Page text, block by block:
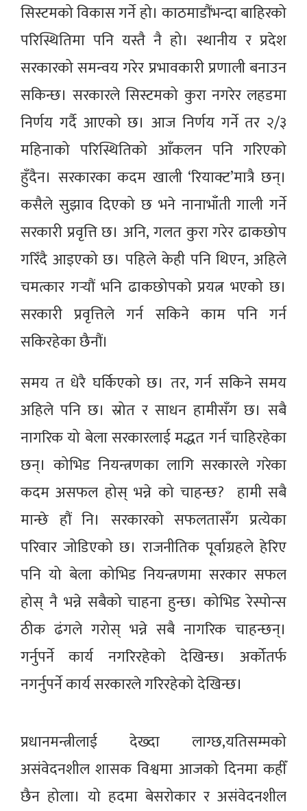
सिस्टमको विकास गर्ने हो। काठमाडौंभन्दा बाहिरको
परिस्थितिमा पनि यस्तै नै हो। स्थानीय र प्रदेश
सरकारको समन्वय गरेर प्रभावकारी प्रणाली बनाउन
सकिन्छ। सरकारले सिस्टमको कुरा नगरेर लहडमा
निर्णय गर्दै आएको छ। आज निर्णय गर्ने तर २/३
महिनाको परिस्थितिको आँकलन पनि गरिएको
हुँदैन। सरकारका कदम खाली ‘रियाक्ट’मात्रै छन्।
कसैले सुझाव दिएको छ भने नानाभाँती गाली गर्ने
सरकारी प्रवृत्ति छ। अनि, गलत कुरा गरेर ढाकछोप
गरिँदै आइएको छ। पहिले केही पनि थिएन, अहिले
चमत्कार गर्‍यौं भनि ढाकछोपको प्रयत्न भएको छ।
सरकारी प्रवृत्तिले गर्न सकिने काम पनि गर्न
सकिरहेका छैनौं।
समय त धेरै घर्किएको छ। तर, गर्न सकिने समय
अहिले पनि छ। स्रोत र साधन हामीसँग छ। सबै
नागरिक यो बेला सरकारलाई मद्धत गर्न चाहिरहेका
छन्। कोभिड नियन्त्रणका लागि सरकारले गरेका
कदम असफल होस् भन्ने को चाहन्छ? हामी सबै
मान्छे हौं नि। सरकारको सफलतासँग प्रत्येका
परिवार जोडिएको छ। राजनीतिक पूर्वाग्रहले हेरिए
पनि यो बेला कोभिड नियन्त्रणमा सरकार सफल
होस् नै भन्ने सबैको चाहना हुन्छ। कोभिड रेस्पोन्स
ठीक ढंगले गरोस् भन्ने सबै नागरिक चाहन्छन्।
गर्नुपर्ने कार्य नगरिरहेको देखिन्छ। अर्कोतर्फ
नगर्नुपर्ने कार्य सरकारले गरिरहेको देखिन्छ।
प्रधानमन्त्रीलाई देख्दा लाग्छ,यतिसम्मको
असंवेदनशील शासक विश्वमा आजको दिनमा कहीँ
छैन होला। यो हदमा बेसरोकार र असंवेदनशील